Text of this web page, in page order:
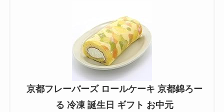
京都フレーバーズ ロールケーキ 京都錦ろー
る 冷凍 誕生日 ギフト お中元